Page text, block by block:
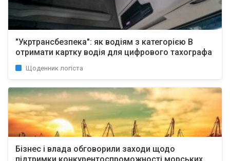
"Укртрансбезпека": як водіям з категорією B
отримати картку водія для цифрового тахографа
Щоденник логіста
Бізнес і влада обговорили заходи щодо